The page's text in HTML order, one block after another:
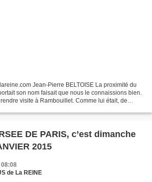
Jean-Pierre BELTOISE La proximité du
son nom faisait que nous le connaissions bien.
visite à Rambouillet. Comme lui était, de
DE PARIS, c’est dimanche
2015
08:08
de La REINE